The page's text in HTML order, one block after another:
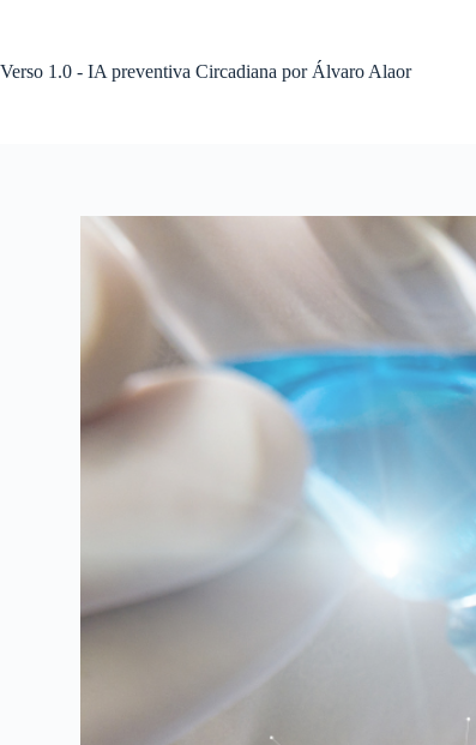
conteúdo
Verso 1.0 - IA preventiva Circadiana por Álvaro Alaor